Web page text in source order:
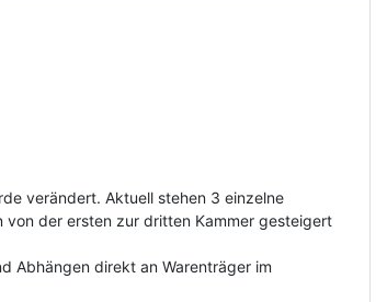
verändert. Aktuell stehen 3 einzelne
von der ersten zur dritten Kammer gesteigert
Abhängen direkt an Warenträger im